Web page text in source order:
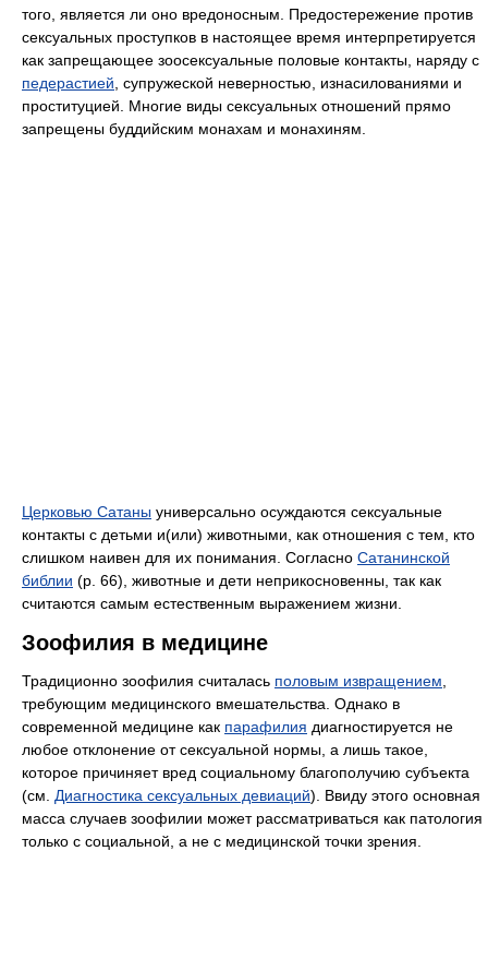
того, является ли оно вредоносным. Предостережение против
сексуальных проступков в настоящее время интерпретируется
как запрещающее зоосексуальные половые контакты, наряду с
педерастией , супружеской неверностью, изнасилованиями и
проституцией. Многие виды сексуальных отношений прямо
запрещены буддийским монахам и монахиням.
Церковью Сатаны универсально осуждаются сексуальные
контакты с детьми и(или) животными, как отношения с тем, кто
слишком наивен для их понимания. Согласно Сатанинской
библии (p. 66), животные и дети неприкосновенны, так как
считаются самым естественным выражением жизни.
Зоофилия в медицине
Традиционно зоофилия считалась половым извращением
требующим медицинского вмешательства. Однако в
современной медицине как парафилия диагностируется не
любое отклонение от сексуальной нормы, а лишь такое,
которое причиняет вред социальному благополучию субъекта
(см. Диагностика сексуальных девиаций). Ввиду этого основная
масса случаев зоофилии может рассматриваться как патология
только с социальной, а не с медицинской точки зрения.